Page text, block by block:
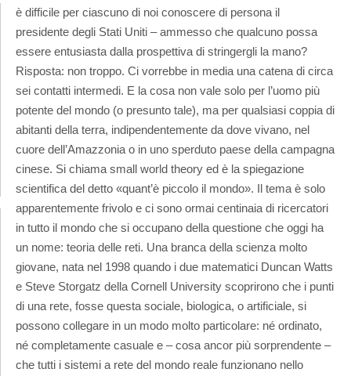
è difficile per ciascuno di noi conoscere di persona il
presidente degli Stati Uniti – ammesso che qualcuno possa
essere entusiasta dalla prospettiva di stringergli la mano?
Risposta: non troppo. Ci vorrebbe in media una catena di circa
sei contatti intermedi. E la cosa non vale solo per l’uomo più
potente del mondo (o presunto tale), ma per qualsiasi coppia di
abitanti della terra, indipendentemente da dove vivano, nel
cuore dell’Amazzonia o in uno sperduto paese della campagna
cinese. Si chiama small world theory ed è la spiegazione
scientifica del detto «quant’è piccolo il mondo». Il tema è solo
apparentemente frivolo e ci sono ormai centinaia di ricercatori
in tutto il mondo che si occupano della questione che oggi ha
un nome: teoria delle reti. Una branca della scienza molto
giovane, nata nel 1998 quando i due matematici Duncan Watts
e Steve Storgatz della Cornell University scoprirono che i punti
di una rete, fosse questa sociale, biologica, o artificiale, si
possono collegare in un modo molto particolare: né ordinato,
né completamente casuale e – cosa ancor più sorprendente –
che tutti i sistemi a rete del mondo reale funzionano nello